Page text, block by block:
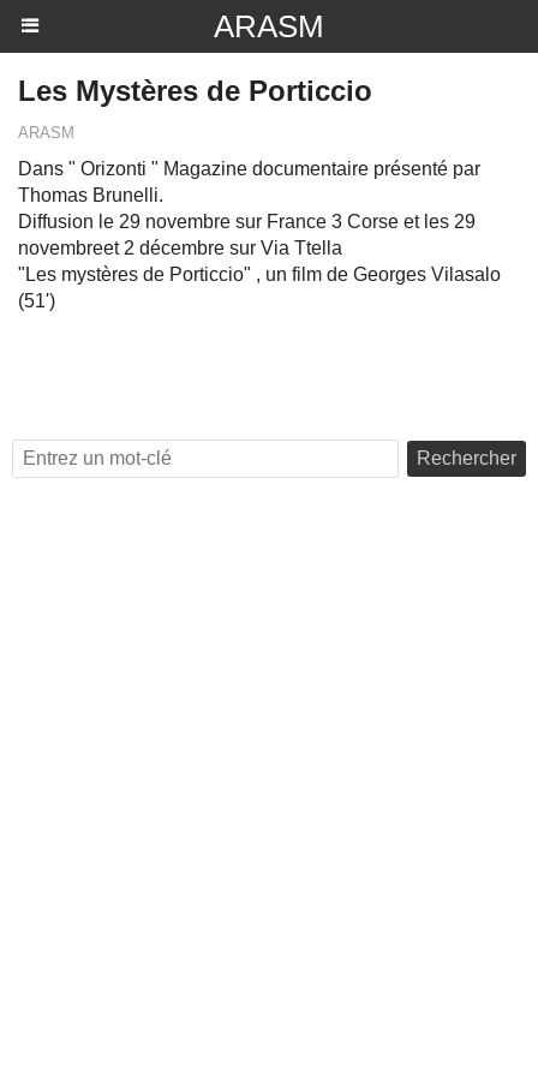
ARASM
Les Mystères de Porticcio
ARASM
Dans " Orizonti " Magazine documentaire présenté par
Thomas Brunelli.
Diffusion le 29 novembre sur France 3 Corse et les 29
novembreet 2 décembre sur Via Ttella
"Les mystères de Porticcio" , un film de Georges Vilasalo
(51')
Rechercher